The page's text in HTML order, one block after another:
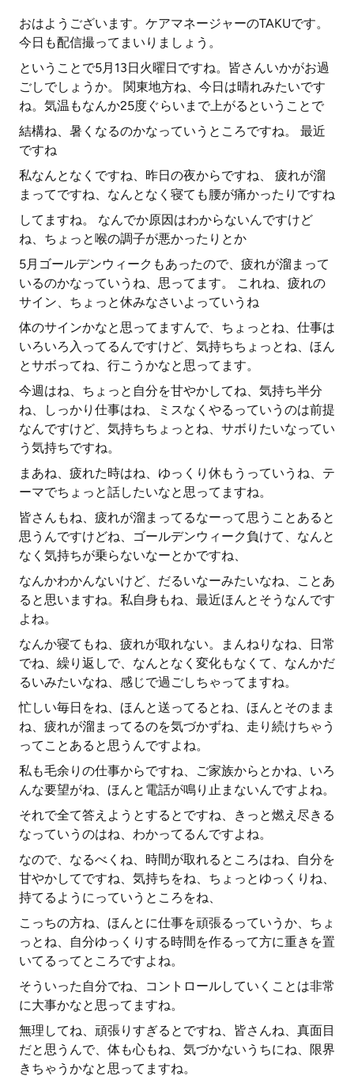
おはようございます。ケアマネージャーのTAKUです。
今日も配信撮ってまいりましょう。
ということで5月13日火曜日ですね。皆さんいかがお過
ごしでしょうか。 関東地方ね、今日は晴れみたいです
ね。気温もなんか25度ぐらいまで上がるということで
結構ね、暑くなるのかなっていうところですね。 最近
ですね
私なんとなくですね、昨日の夜からですね、 疲れが溜
まってですね、なんとなく寝ても腰が痛かったりですね
してますね。 なんでか原因はわからないんですけど
ね、ちょっと喉の調子が悪かったりとか
5月ゴールデンウィークもあったので、疲れが溜まって
いるのかなっていうね、思ってます。 これね、疲れの
サイン、ちょっと休みなさいよっていうね
体のサインかなと思ってますんで、ちょっとね、仕事は
いろいろ入ってるんですけど、気持ちちょっとね、ほん
とサボってね、行こうかなと思ってます。
今週はね、ちょっと自分を甘やかしてね、気持ち半分
ね、しっかり仕事はね、ミスなくやるっていうのは前提
なんですけど、気持ちちょっとね、サボりたいなってい
う気持ちですね。
まあね、疲れた時はね、ゆっくり休もうっていうね、テ
ーマでちょっと話したいなと思ってますね。
皆さんもね、疲れが溜まってるなーって思うことあると
思うんですけどね、ゴールデンウィーク負けて、なんと
なく気持ちが乗らないなーとかですね、
なんかわかんないけど、だるいなーみたいなね、ことあ
ると思いますね。私自身もね、最近ほんとそうなんです
よね。
なんか寝てもね、疲れが取れない。まんねりなね、日常
でね、繰り返しで、なんとなく変化もなくて、なんかだ
るいみたいなね、感じで過ごしちゃってますね。
忙しい毎日をね、ほんと送ってるとね、ほんとそのまま
ね、疲れが溜まってるのを気づかずね、走り続けちゃう
ってことあると思うんですよね。
私も毛余りの仕事からですね、ご家族からとかね、いろ
んな要望がね、ほんと電話が鳴り止まないんですよね。
それで全て答えようとするとですね、きっと燃え尽きる
なっていうのはね、わかってるんですよね。
なので、なるべくね、時間が取れるところはね、自分を
甘やかしてですね、気持ちをね、ちょっとゆっくりね、
持てるようにっていうところをね、
こっちの方ね、ほんとに仕事を頑張るっていうか、ちょ
っとね、自分ゆっくりする時間を作るって方に重きを置
いてるってところですよね。
そういった自分でね、コントロールしていくことは非常
に大事かなと思ってますね。
無理してね、頑張りすぎるとですね、皆さんね、真面目
だと思うんで、体も心もね、気づかないうちにね、限界
きちゃうかなと思ってますね。